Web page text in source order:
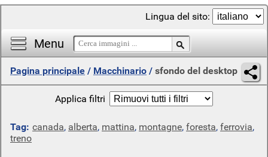
Menu
Lingua del sito:
Pagina principale / Macchinario / sfondo del desktop
Applica filtri
Tag: canada, alberta, mattina, montagne, foresta, ferrovia,
treno